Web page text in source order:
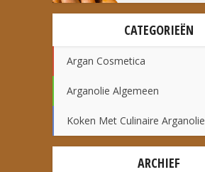
CATEGORIEËN
Argan Cosmetica
Arganolie Algemeen
Koken Met Culinaire Arganolie
ARCHIEF